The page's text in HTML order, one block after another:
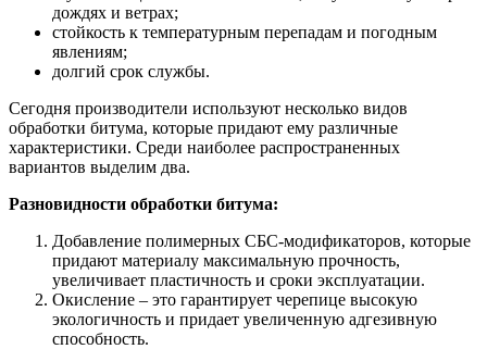
дождях и ветрах;
стойкость к температурным перепадам и погодным
явлениям;
долгий срок службы.
Сегодня производители используют несколько видов
обработки битума, которые придают ему различные
характеристики. Среди наиболее распространенных
вариантов выделим два.
Разновидности обработки битума:
Добавление полимерных СБС-модификаторов, которые
придают материалу максимальную прочность,
увеличивает пластичность и сроки эксплуатации.
Окисление – это гарантирует черепице высокую
экологичность и придает увеличенную адгезивную
способность.